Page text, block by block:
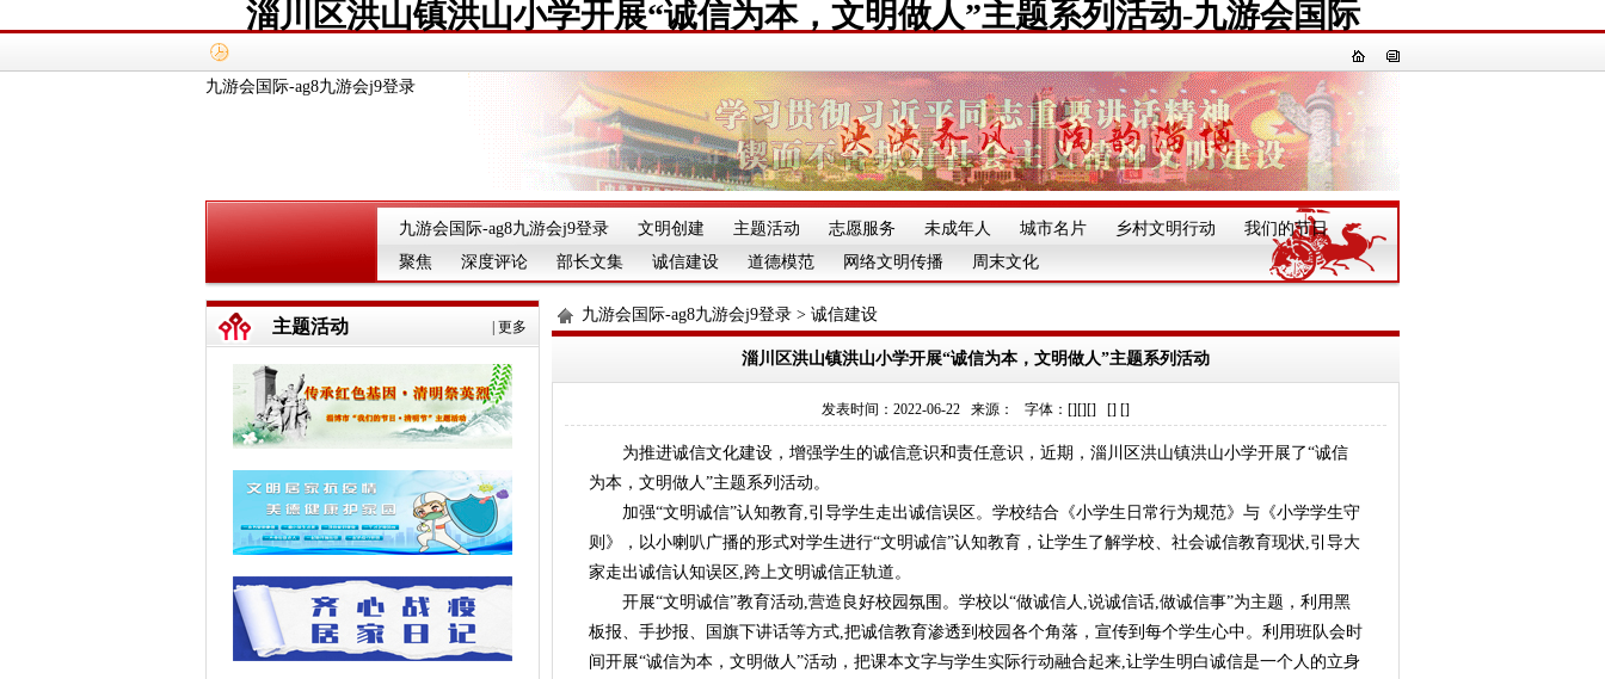
淄川区洪山镇洪山小学开展“诚信为本，文明做人”主题系列活动-九游会国际
九游会国际-ag8九游会j9登录
九游会国际-ag8九游会j9登录 文明创建 主题活动 志愿服务 未成年人 城市名片 乡村文明行动 我们的节日 一
聚焦
深度评论 部长文集 诚信建设 道德模范 网络文明传播 周末文化
更多
主题活动
九游会国际-ag8九游会j9登录 > 诚信建设
淄川区洪山镇洪山小学开展“诚信为本，文明做人”主题系列活动
发表时间：2022-06-22 来源： 字体：[][][] [] []
为推进诚信文化建设，增强学生的诚信意识和责任意识，近期，淄川区洪山镇洪山小学开展了“诚信
为本，文明做人”主题系列活动。
加强“文明诚信”认知教育,引导学生走出诚信误区。学校结合《小学生日常行为规范》与《小学学生守
则》，以小喇叭广播的形式对学生进行“文明诚信”认知教育，让学生了解学校、社会诚信教育现状,引导大
家走出诚信认知误区,跨上文明诚信正轨道。
开展“文明诚信”教育活动,营造良好校园氛围。学校以“做诚信人,说诚信话,做诚信事”为主题，利用黑
板报、手抄报、国旗下讲话等方式,把诚信教育渗透到校园各个角落，宣传到每个学生心中。利用班队会时
间开展“诚信为本，文明做人”活动，把课本文字与学生实际行动融合起来,让学生明白诚信是一个人的立身